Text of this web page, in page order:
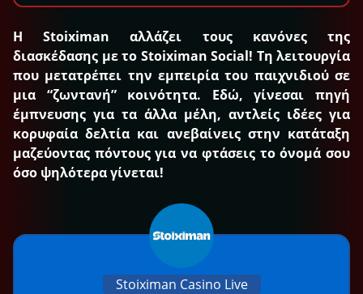
Η Stoiximan αλλάζει τους κανόνες της
διασκέδασης με το Stoiximan Social! Τη λειτουργία
που μετατρέπει την εμπειρία του παιχνιδιού σε
μια “ζωντανή” κοινότητα. Εδώ, γίνεσαι πηγή
έμπνευσης για τα άλλα μέλη, αντλείς ιδέες για
κορυφαία δελτία και ανεβαίνεις στην κατάταξη
μαζεύοντας πόντους για να φτάσεις το όνομά σου
όσο ψηλότερα γίνεται!
Stoiximan Casino Live